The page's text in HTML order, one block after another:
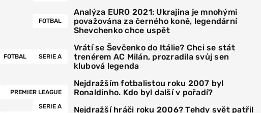
FOTBAL
Analýza EURO 2021: Ukrajina je mnohými
považována za černého koně, legendární
Shevchenko chce uspět
FOTBAL SERIE A
Vrátí se Ševčenko do Itálie? Chci se stát
trenérem AC Milán, prozradila svůj sen
klubová legenda
PREMIER LEAGUE
SERIE A
Nejdražším fotbalistou roku 2007 byl
Ronaldinho. Kdo byl další v pořadí?
Nejdražší hráči roku 2006? Tehdy svět patřil